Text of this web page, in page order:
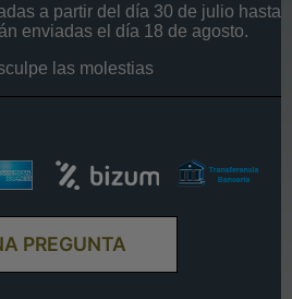
a partir del día 30 de julio hasta
enviadas el día 18 de agosto.
las molestias
PREGUNTA